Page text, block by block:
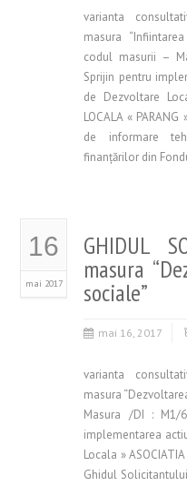
varianta
masura
codul masurii –
Sprijin pentru
de Dezvoltare
LOCALA «
de informare
finanţărilor din
16
mai 2017
GHIDUL
masura
sociale”
mai 16, 2017
varianta
masura
Masura /DI : M1/
implementarea
Locala » ASOCIATIA
Ghidul